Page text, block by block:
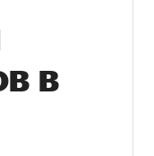
в